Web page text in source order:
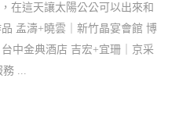
在這天讓太陽公公可以出來和
孟濤+曉雲｜新竹晶宴會館 博
中金典酒店 吉宏+宜珊｜京采
...